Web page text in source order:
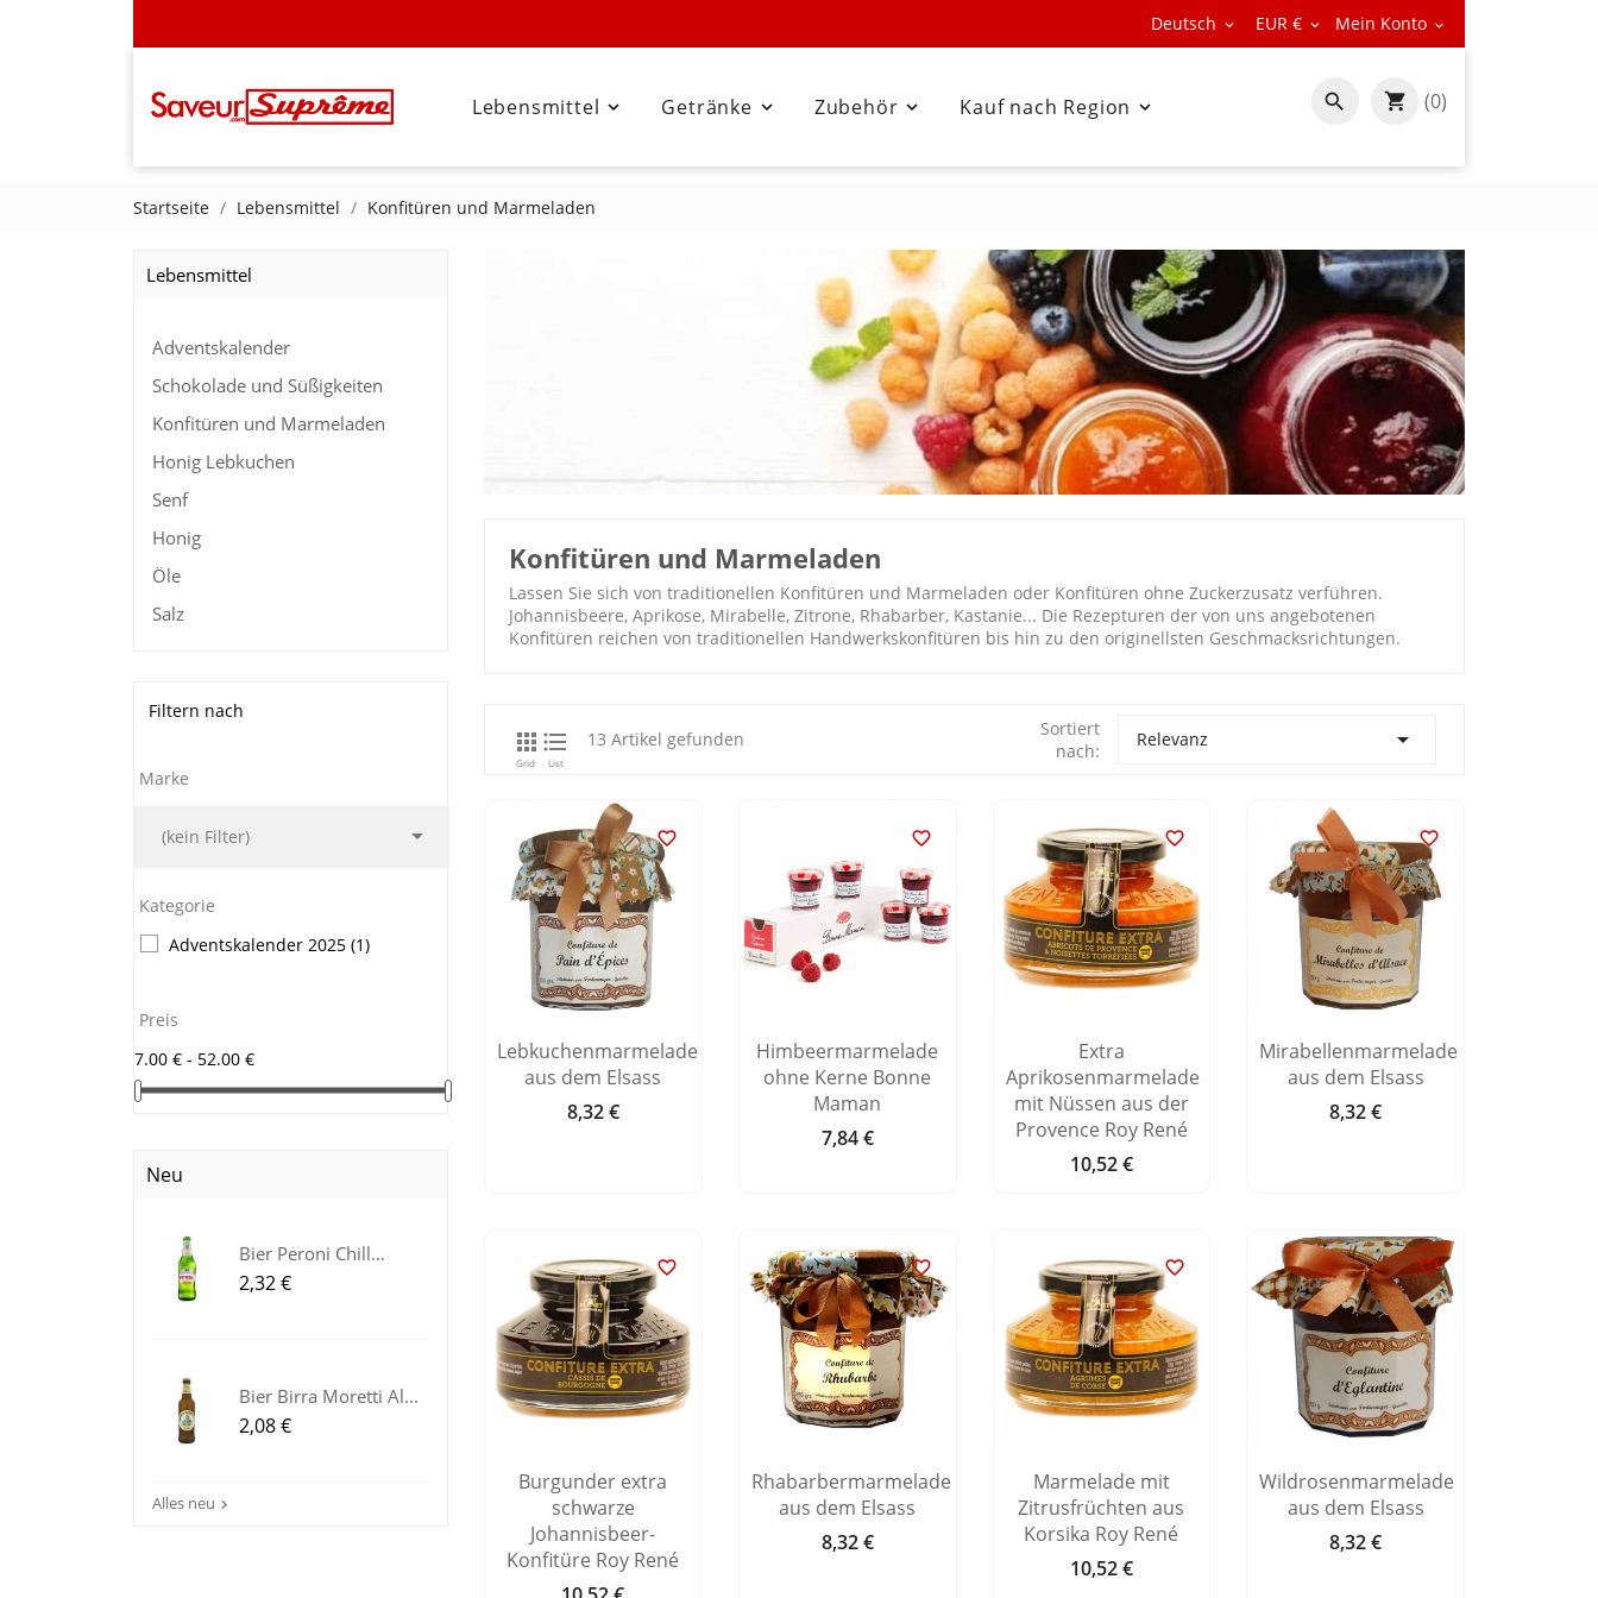
Deutsch  EUR €  Mein Konto 

Lebensmittel 
Getränke 
Zubehör 
Kauf nach Region  (0)
Startseite Lebensmittel Konfitüren und Marmeladen
Lebensmittel
Adventskalender
Schokolade und Süßigkeiten
Konfitüren und Marmeladen
Honig Lebkuchen
Senf
Honig
Öle
Salz
Filtern nach
Marke
(kein Filter) 
Kategorie
Adventskalender 2025 (1)
Preis
7.00 € - 52.00 €
Neu
Bier Peroni Chill
Lemon aus...
Preis
2,32 €
Bier Birra Moretti Al...
Preis
2,08 €
Alles neu 
Konfitüren und Marmeladen
Lassen Sie sich von traditionellen Konfitüren und Marmeladen oder Konfitüren ohne Zuckerzusatz verführen.
Johannisbeere, Aprikose, Mirabelle, Zitrone, Rhabarber, Kastanie... Die Rezepturen der von uns angebotenen
Konfitüren reichen von traditionellen Handwerkskonfitüren bis hin zu den originellsten Geschmacksrichtungen.

Grid

List
13 Artikel gefunden
Sortiert
nach:
Relevanz 

Lebkuchenmarmelade
aus dem Elsass
Preis
8,32 €

Himbeermarmelade
ohne Kerne Bonne
Maman
Preis
7,84 €

Extra
Aprikosenmarmelade
mit Nüssen aus der
Provence Roy René
Preis
10,52 €

Mirabellenmarmelade
aus dem Elsass
Preis
8,32 €

Burgunder extra
schwarze
Johannisbeer-
Konfitüre Roy René

Rhabarbermarmelade
aus dem Elsass
Preis
8,32 €

Marmelade mit
Zitrusfrüchten aus
Korsika Roy René
Preis
10,52 €

Wildrosenmarmelade
aus dem Elsass
Preis
8,32 €